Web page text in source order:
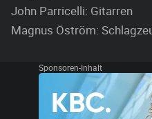
John Parricelli: Gitarren
Magnus Öström:
Sponsoren-Inhalt